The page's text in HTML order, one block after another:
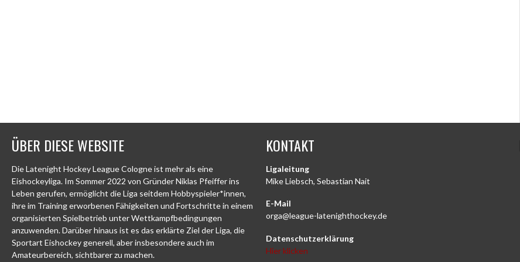
ÜBER DIESE WEBSITE
Die Latenight Hockey League Cologne ist mehr als eine
Eishockeyliga. Im Sommer 2022 von Gründer Niklas Pfeiffer ins
Leben gerufen, ermöglicht die Liga seitdem Hobbyspieler*innen,
ihre im Training erworbenen Fähigkeiten und Fortschritte in einem
organisierten Spielbetrieb unter Wettkampfbedingungen
anzuwenden. Darüber hinaus ist es das erklärte Ziel der Liga, die
Sportart Eishockey generell, aber insbesondere auch im
Amateurbereich, sichtbarer zu machen.
KONTAKT
Ligaleitung
Mike Liebsch, Sebastian Nait
E-Mail
orga@league-latenighthockey.de
Datenschutzerklärung
Hier klicken